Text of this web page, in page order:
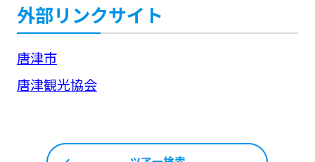
外部リンクサイト
唐津市
唐津観光協会